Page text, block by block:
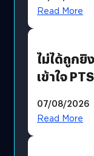
Read More
ไม่ได้ถูกยิ
เข้าใจ
07/08/2026
Read More